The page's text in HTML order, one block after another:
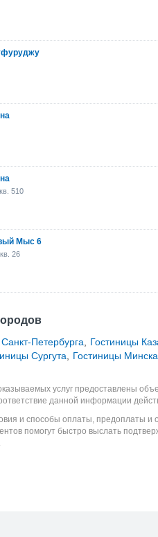
510
Мыс 6
26
Петербурга
Гостиницы
Сургута Гостиницы Минска
услуг предоставлены
данной информации
и способы оплаты, предоплаты и
помогут быстро выслать